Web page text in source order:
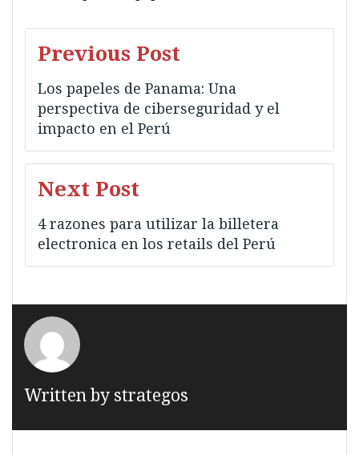
Navegación
de
entradas
Previous Post
Los papeles de Panama: Una
perspectiva de ciberseguridad y el
impacto en el Perú
Next Post
4 razones para utilizar la billetera
electronica en los retails del Perú
Written by strategos